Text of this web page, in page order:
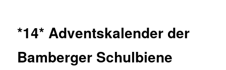
*14* Adventskalender der
Bamberger Schulbiene